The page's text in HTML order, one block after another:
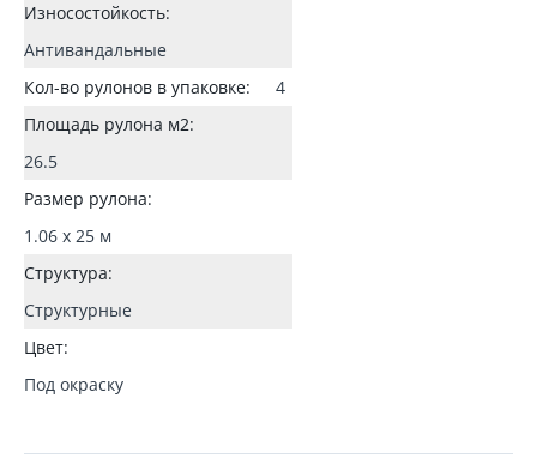
Износостойкость:
Антивандальные
Кол-во рулонов в упаковке:
4
Площадь рулона м2:
26.5
Размер рулона:
1.06 x 25 м
Структура:
Структурные
Цвет:
Под окраску